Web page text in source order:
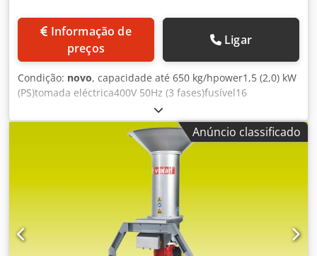
preços
Ligar
Condição: novo, capacidade até 650 kg/hpower1,5 (2,0) kW
(PS)tomada eléctrica400V 50Hz (3 fases)fusível16
Adimensions:comprimento500 mmwidth420 mmheight890
mmheight with stand1 615 mminsertion resp. altura de
descarga1 615 mmweight (without / with stand)25 / 40
kgmaterial1.4301 / AISI 304mash discharge height690
mmsuitable forpomaceous and stone fruitscope of
delivery8 mm cutting screen Dsdpfx Ajb I Sw Aopceck
Anúncio classificado